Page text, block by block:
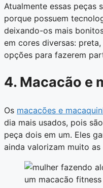
Atualmente essas peças
porque possuem
deixando-os mais
em cores diversas:
opções para fazerem
4. Macacão e
Os macacões e
dia mais usados, pois
peça dois em um. Eles
ainda valorizam muito as